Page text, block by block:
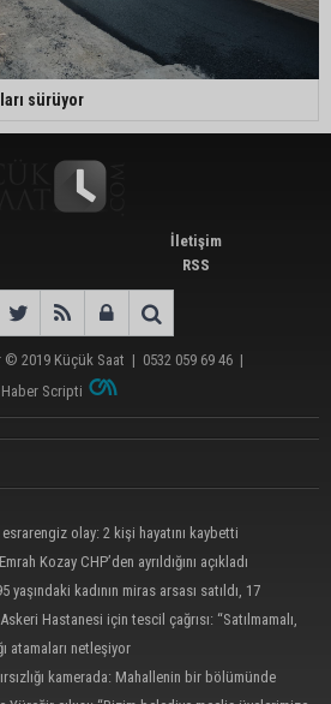
sürüyor
İletişim
RSS
© 2019 Küçük Saat | 0532 059 69 46 |
Haber Scripti
olay: 2 kişi hayatını kaybetti
Kozay CHP’den ayrıldığını açıkladı
kadının miras arsası satıldı, 17
Hastanesi için tescil çağrısı: “Satılmamalı,
atamaları netleşiyor
kamerada: Mahallenin bir bölümünde